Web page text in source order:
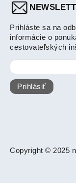
Prihláste sa na
informácie o
cestovateľských
Prihlásiť
Copyright © 2025